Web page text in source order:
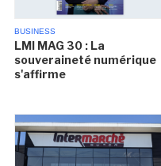
BUSINESS
LMI MAG 30 : La
souveraineté numérique
s'affirme